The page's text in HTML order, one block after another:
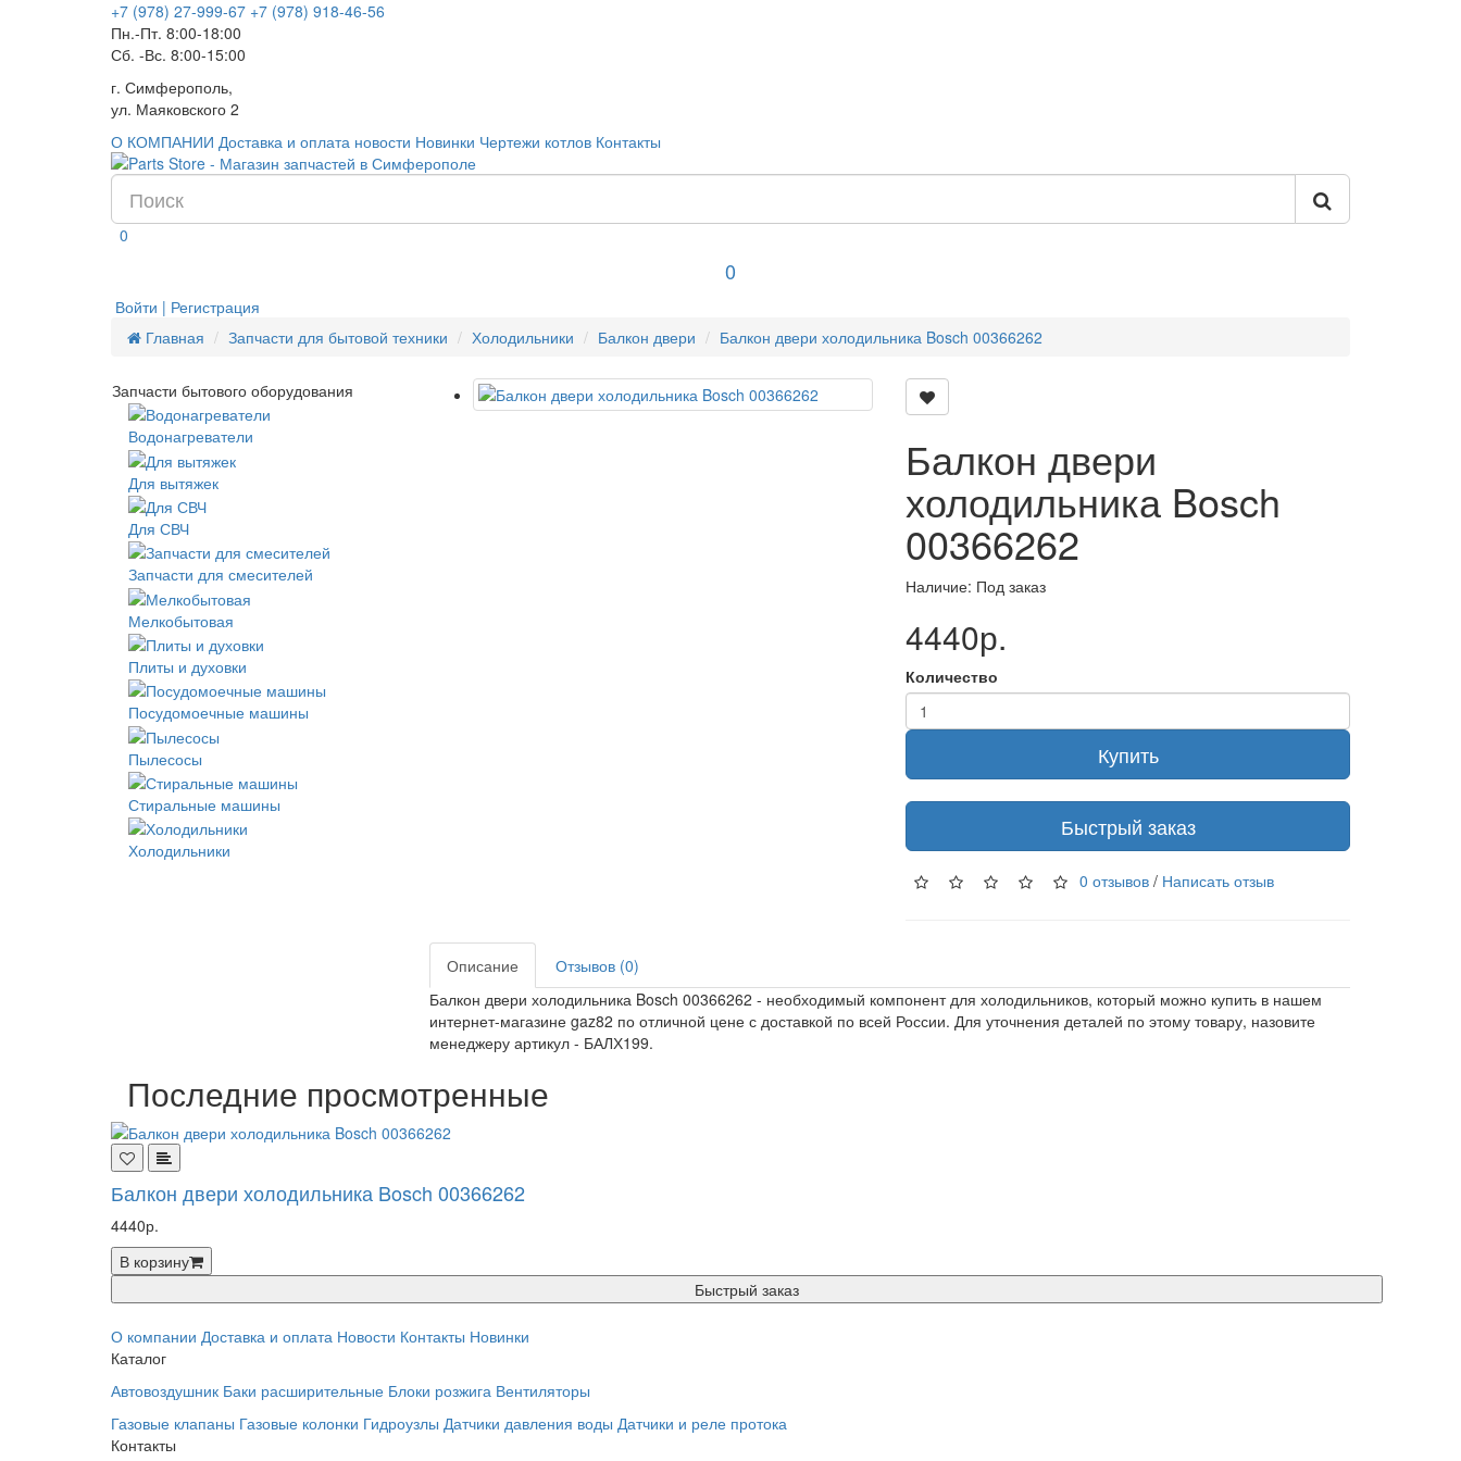
+7 (978) 27-999-67 +7 (978) 918-46-56
Пн.-Пт. 8:00-18:00
Сб. -Вс. 8:00-15:00
г. Симферополь,
ул. Маяковского 2
О КОМПАНИИ Доставка и оплата новости Новинки Чертежи котлов Контакты
0
0
Войти | Регистрация
Главная
Запчасти для бытовой техники Холодильники Балкон двери Балкон двери холодильника Bosch 00366262
Запчасти бытового оборудования
Водонагреватели
Для вытяжек
Для СВЧ
Запчасти для смесителей
Мелкобытовая
Плиты и духовки
Посудомоечные машины
Пылесосы
Стиральные машины
Холодильники
Балкон двери
холодильника Bosch
00366262
Наличие: Под заказ
4440р.
Количество
Купить
Быстрый заказ
0 отзывов / Написать отзыв
Описание
Отзывов (0)
Балкон двери холодильника Bosch 00366262 - необходимый компонент для холодильников, который можно купить в нашем
интернет-магазине gaz82 по отличной цене с доставкой по всей России. Для уточнения деталей по этому товару, назовите
менеджеру артикул - БАЛХ199.
Последние просмотренные
Балкон двери холодильника Bosch 00366262
4440р.
В корзину
Быстрый заказ
О компании Доставка и оплата Новости Контакты Новинки
Каталог
Автовоздушник Баки расширительные Блоки розжига Вентиляторы
Газовые клапаны Газовые колонки Гидроузлы Датчики давления воды Датчики и реле протока
Контакты